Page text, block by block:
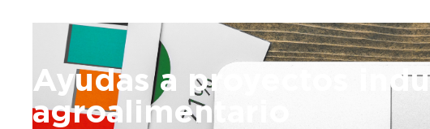
Ayudas a proyectos
agroalimentario